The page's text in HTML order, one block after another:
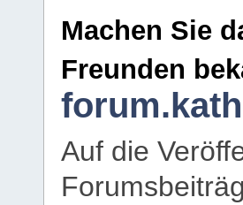
Machen Sie
Freunden
Auf die